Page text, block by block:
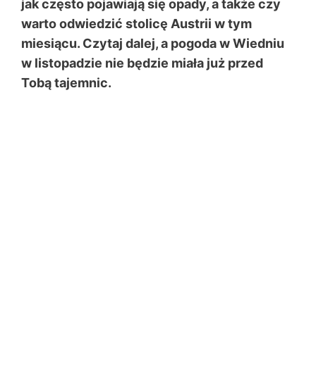
jak często pojawiają się opady, a także czy
warto odwiedzić stolicę Austrii w tym
miesiącu. Czytaj dalej, a pogoda w Wiedniu
w listopadzie nie będzie miała już przed
Tobą tajemnic.